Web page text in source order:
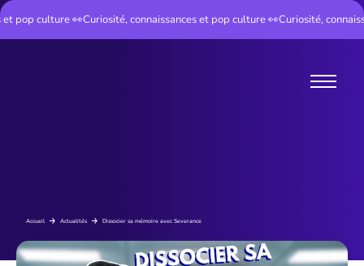
culture 👀Curiosité, connaissances et pop culture 👀Curiosité,
Accueil Actualités Dissocier sa mémoire avec Severance